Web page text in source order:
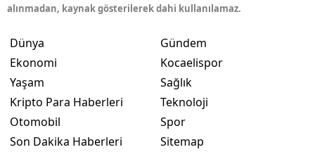
alınmadan, kaynak gösterilerek dahi kullanılamaz.
Dünya
Ekonomi
Yaşam
Kripto Para Haberleri
Otomobil
Son Dakika Haberleri
Gündem
Kocaelispor
Sağlık
Teknoloji
Spor
Sitemap